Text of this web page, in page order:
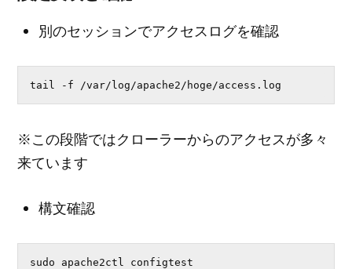
別のセッションでアクセスログを確認
tail -f /var/log/apache2/hoge/access.log
※この段階ではクローラーからのアクセスが多々
来ています
構文確認
sudo apache2ctl configtest